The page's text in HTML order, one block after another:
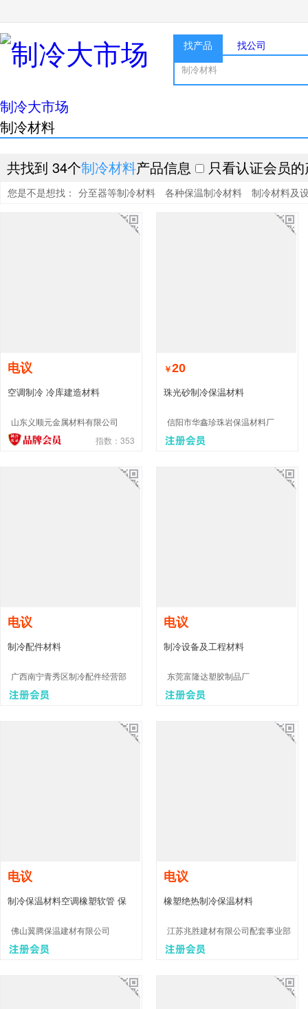
找产品 找公司
制冷大市场
制冷材料
共找到 34个制冷材料产品信息 只看认证会员
您是不是想找： 分至器等制冷材料 各种保温制冷材料 制冷材料及
电议
空调制冷 冷库建造材料
山东义顺元金属材料有限公司
指数：353
￥20
珠光砂制冷保温材料
信阳市华鑫珍珠岩保温材料厂
电议
制冷配件材料
广西南宁青秀区制冷配件经营部
电议
制冷设备及工程材料
东莞富隆达塑胶制品厂
电议
制冷保温材料空调橡塑软管 保
佛山翼腾保温建材有限公司
电议
橡塑绝热制冷保温材料
江苏兆胜建材有限公司配套事业部